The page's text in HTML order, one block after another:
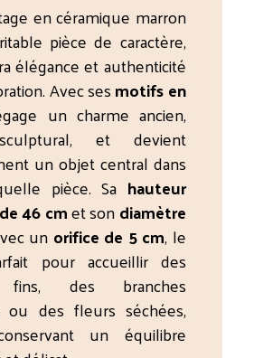
en céramique marron
pièce de caractère,
élégance et authenticité
Avec sesmotifs en
un charme ancien,
et devient
un objet central dans
pièce. Sa hauteur
46 cmet sondiamètre
un orifice de 5 cm, le
pour accueillir des
fins, des branches
ou des fleurs séchées,
un équilibre